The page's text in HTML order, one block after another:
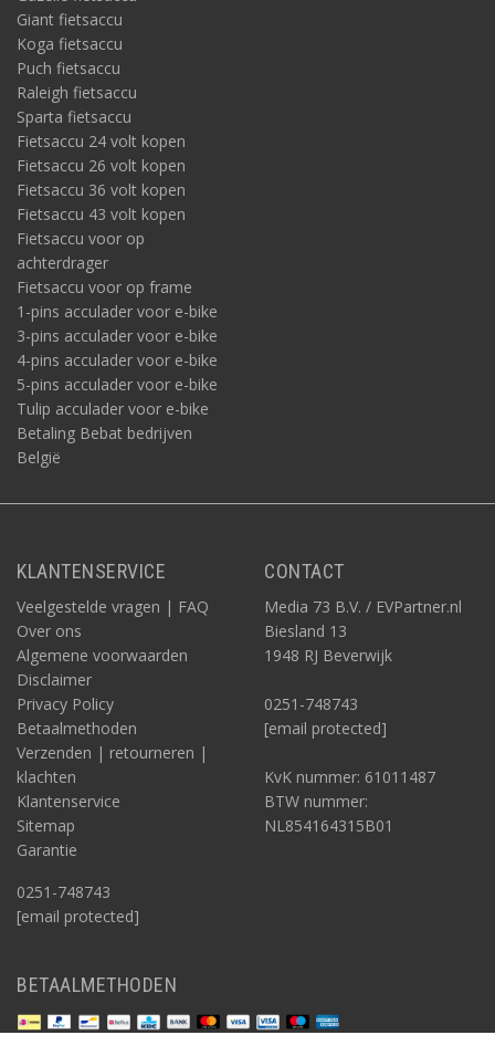
Giant fietsaccu
Koga fietsaccu
Puch fietsaccu
Raleigh fietsaccu
Sparta fietsaccu
Fietsaccu 24 volt kopen
Fietsaccu 26 volt kopen
Fietsaccu 36 volt kopen
Fietsaccu 43 volt kopen
Fietsaccu voor op
achterdrager
Fietsaccu voor op frame
1-pins acculader voor e-bike
3-pins acculader voor e-bike
4-pins acculader voor e-bike
5-pins acculader voor e-bike
Tulip acculader voor e-bike
Betaling Bebat bedrijven
België
KLANTENSERVICE
Veelgestelde vragen | FAQ
Over ons
Algemene voorwaarden
Disclaimer
Privacy Policy
Betaalmethoden
Verzenden | retourneren |
klachten
Klantenservice
Sitemap
Garantie
0251-748743
[email protected]
CONTACT
Media 73 B.V. / EVPartner.nl
Biesland 13
1948 RJ Beverwijk
0251-748743
[email protected]
KvK nummer: 61011487
BTW nummer:
NL854164315B01
BETAALMETHODEN